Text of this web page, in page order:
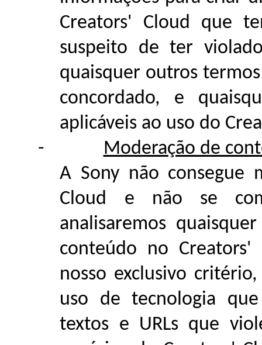
Creators' Cloud que
suspeito de ter
quaisquer outros
concordado, e
aplicáveis ao uso do
-
Moderação de
A Sony não consegue
Cloud e não se
analisaremos
conteúdo no Creators'
nosso exclusivo
uso de tecnologia
textos e URLs que